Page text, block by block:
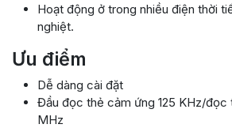
Hoạt động ở trong nhiều điện thời
nghiệt.
Ưu điểm
Dễ dàng cài đặt
Đầu đọc thẻ cảm ứng 125 KHz/đọc
MHz